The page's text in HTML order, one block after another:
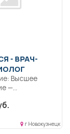
- ВРАЧ-
Высшее
—
г Новокузнецк